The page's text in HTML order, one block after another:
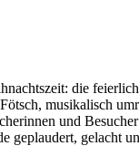
die
musikalisch
und
gelacht